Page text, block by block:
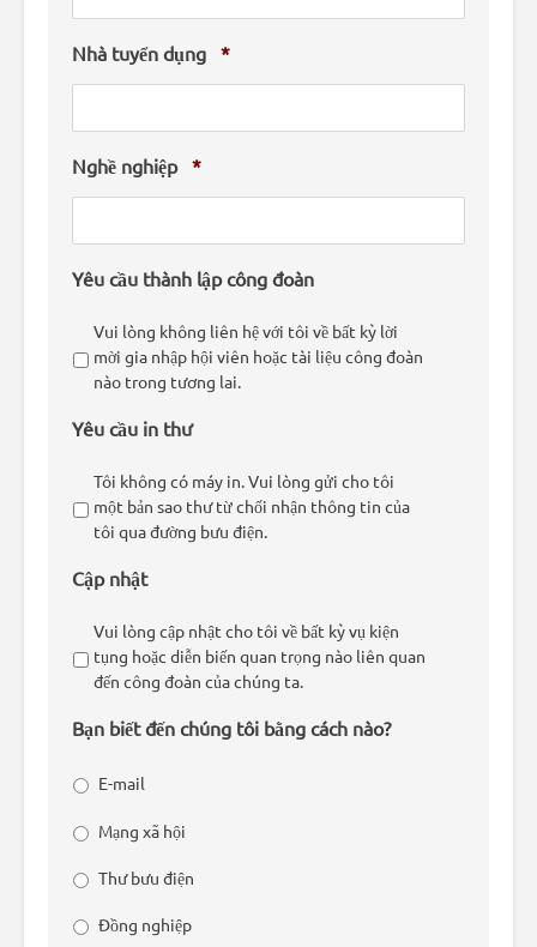
Nhà tuyển dụng *
Nghề nghiệp *
Yêu cầu thành lập công đoàn
Vui lòng không liên hệ với tôi về bất kỳ lời
mời gia nhập hội viên hoặc tài liệu công đoàn
nào trong tương lai.
Yêu cầu in thư
Tôi không có máy in. Vui lòng gửi cho tôi
một bản sao thư từ chối nhận thông tin của
tôi qua đường bưu điện.
Cập nhật
Vui lòng cập nhật cho tôi về bất kỳ vụ kiện
tụng hoặc diễn biến quan trọng nào liên quan
đến công đoàn của chúng ta.
Bạn biết đến chúng tôi bằng cách nào?
E-mail
Mạng xã hội
Thư bưu điện
Đồng nghiệp